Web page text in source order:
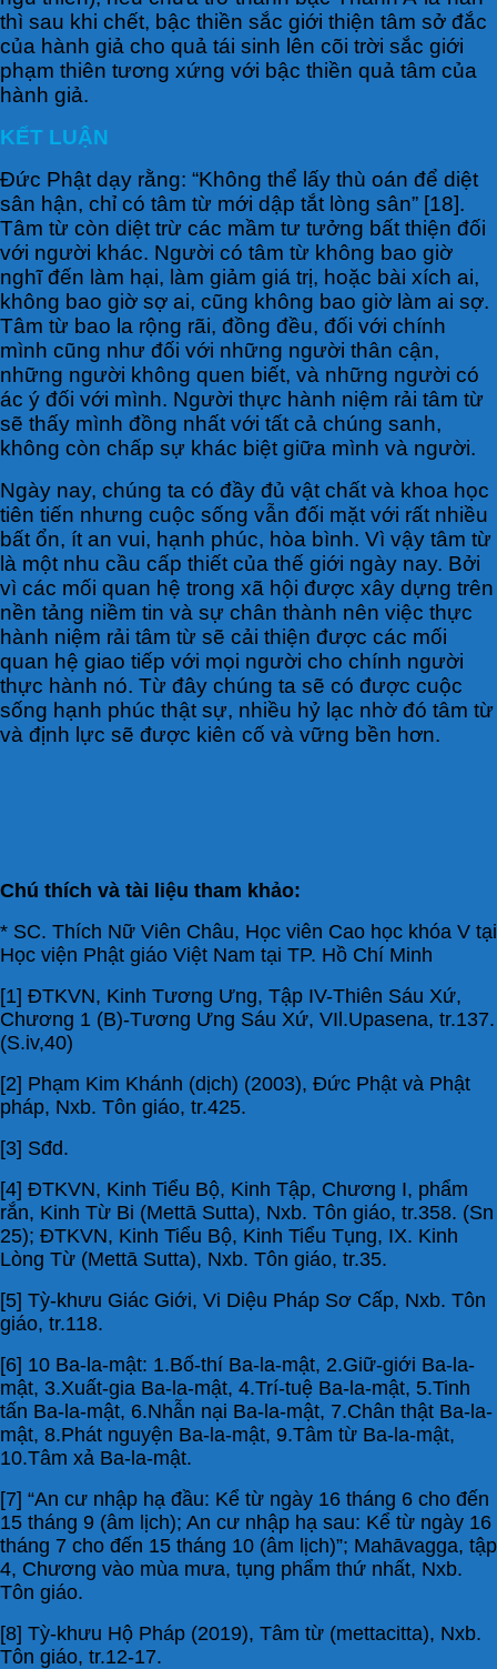
thì sau khi chết, bậc thiền sắc giới thiện tâm sở đắc
của hành giả cho quả tái sinh lên cõi trời sắc giới
phạm thiên tương xứng với bậc thiền quả tâm của
hành giả.
KẾT LUẬN
Đức Phật dạy rằng: “Không thể lấy thù oán để diệt
sân hận, chỉ có tâm từ mới dập tắt lòng sân” [18].
Tâm từ còn diệt trừ các mầm tư tưởng bất thiện đối
với người khác. Người có tâm từ không bao giờ
nghĩ đến làm hại, làm giảm giá trị, hoặc bài xích ai,
không bao giờ sợ ai, cũng không bao giờ làm ai sợ.
Tâm từ bao la rộng rãi, đồng đều, đối với chính
mình cũng như đối với những người thân cận,
những người không quen biết, và những người có
ác ý đối với mình. Người thực hành niệm rải tâm từ
sẽ thấy mình đồng nhất với tất cả chúng sanh,
không còn chấp sự khác biệt giữa mình và người.
Ngày nay, chúng ta có đầy đủ vật chất và khoa học
tiên tiến nhưng cuộc sống vẫn đối mặt với rất nhiều
bất ổn, ít an vui, hạnh phúc, hòa bình. Vì vậy tâm từ
là một nhu cầu cấp thiết của thế giới ngày nay. Bởi
vì các mối quan hệ trong xã hội được xây dựng trên
nền tảng niềm tin và sự chân thành nên việc thực
hành niệm rải tâm từ sẽ cải thiện được các mối
quan hệ giao tiếp với mọi người cho chính người
thực hành nó. Từ đây chúng ta sẽ có được cuộc
sống hạnh phúc thật sự, nhiều hỷ lạc nhờ đó tâm từ
và định lực sẽ được kiên cố và vững bền hơn.
Chú thích và tài liệu tham khảo:
* SC. Thích Nữ Viên Châu, Học viên Cao học khóa V tại
Học viện Phật giáo Việt Nam tại TP. Hồ Chí Minh
[1] ĐTKVN, Kinh Tương Ưng, Tập IV-Thiên Sáu Xứ,
Chương 1 (B)-Tương Ưng Sáu Xứ, VIl.Upasena, tr.137.
(S.iv,40)
[2] Phạm Kim Khánh (dịch) (2003), Đức Phật và Phật
pháp, Nxb. Tôn giáo, tr.425.
[3] Sđd.
[4] ĐTKVN, Kinh Tiểu Bộ, Kinh Tập, Chương I, phẩm
rắn, Kinh Từ Bi (Mettā Sutta), Nxb. Tôn giáo, tr.358. (Sn
25); ĐTKVN, Kinh Tiểu Bộ, Kinh Tiểu Tụng, IX. Kinh
Lòng Từ (Mettā Sutta), Nxb. Tôn giáo, tr.35.
[5] Tỳ-khưu Giác Giới, Vi Diệu Pháp Sơ Cấp, Nxb. Tôn
giáo, tr.118.
[6] 10 Ba-la-mật: 1.Bố-thí Ba-la-mật, 2.Giữ-giới Ba-la-
mật, 3.Xuất-gia Ba-la-mật, 4.Trí-tuệ Ba-la-mật, 5.Tinh
tấn Ba-la-mật, 6.Nhẫn nại Ba-la-mật, 7.Chân thật Ba-la-
mật, 8.Phát nguyện Ba-la-mật, 9.Tâm từ Ba-la-mật,
10.Tâm xả Ba-la-mật.
[7] “An cư nhập hạ đầu: Kể từ ngày 16 tháng 6 cho đến
15 tháng 9 (âm lịch); An cư nhập hạ sau: Kể từ ngày 16
tháng 7 cho đến 15 tháng 10 (âm lịch)”; Mahāvagga, tập
4, Chương vào mùa mưa, tụng phẩm thứ nhất, Nxb.
Tôn giáo.
[8] Tỳ-khưu Hộ Pháp (2019), Tâm từ (mettacitta), Nxb.
Tôn giáo, tr.12-17.